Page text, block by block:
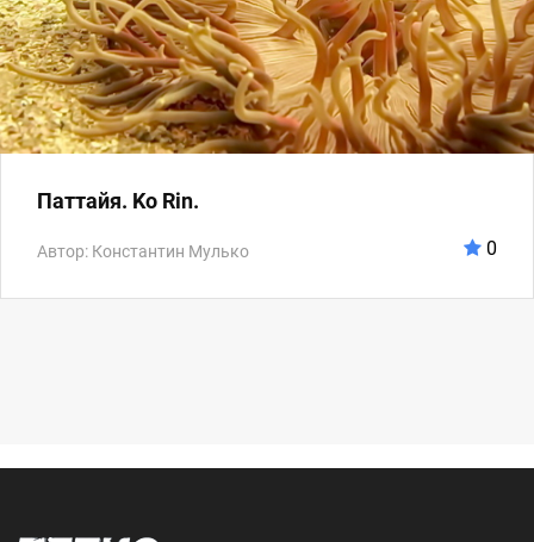
Паттайя. Ko Rin.
Автор: Константин Мулько 0